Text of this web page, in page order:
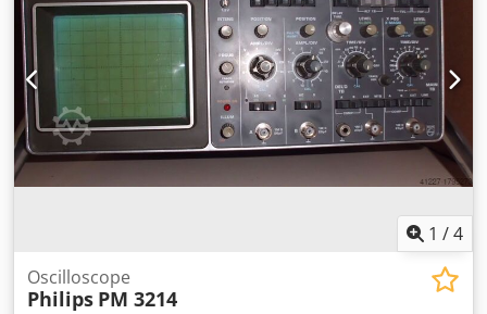
1 /4
Oscilloscope
Philips PM 3214